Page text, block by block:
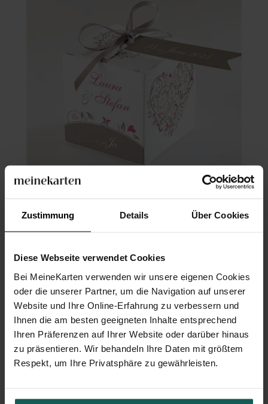
Zustimmung Details Über Cookies
Diese Webseite verwendet Cookies
Bei MeineKarten verwenden wir unsere eigenen Cookies
oder die unserer Partner, um die Navigation auf unserer
Website und Ihre Online-Erfahrung zu verbessern und
Ihnen die am besten geeigneten Inhalte entsprechend
Ihren Präferenzen auf Ihrer Website oder darüber hinaus
zu präsentieren. Wir behandeln Ihre Daten mit größtem
Respekt, um Ihre Privatsphäre zu gewährleisten.